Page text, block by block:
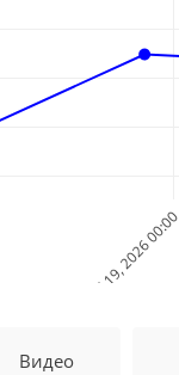
Jul 19, 2026 00:00
Видео